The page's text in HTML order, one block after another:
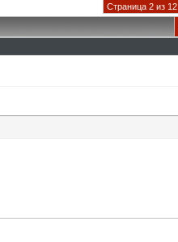
Страница 2 из 12